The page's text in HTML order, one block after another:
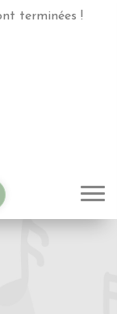
terminées !